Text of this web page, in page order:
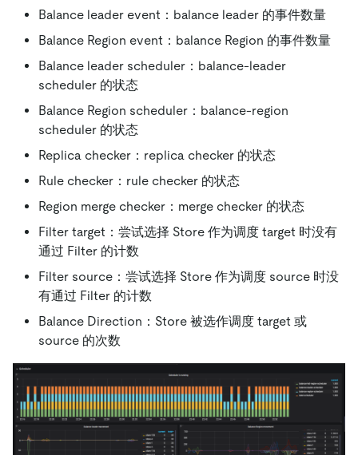
Balance leader event：balance leader 的事件数量
Balance Region event：balance Region 的事件数量
Balance leader scheduler：balance-leader
scheduler 的状态
Balance Region scheduler：balance-region
scheduler 的状态
Replica checker：replica checker 的状态
Rule checker：rule checker 的状态
Region merge checker：merge checker 的状态
Filter target：尝试选择 Store 作为调度 target 时没有
通过 Filter 的计数
Filter source：尝试选择 Store 作为调度 source 时没
有通过 Filter 的计数
Balance Direction：Store 被选作调度 target 或
source 的次数